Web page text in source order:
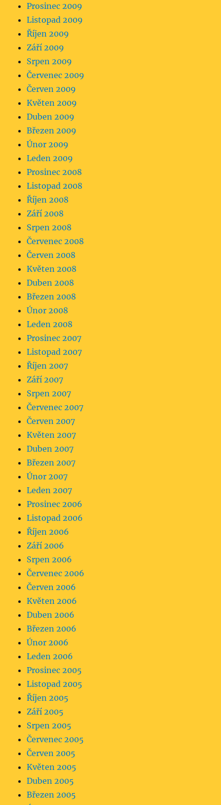
Prosinec 2009
Listopad 2009
Říjen 2009
Září 2009
Srpen 2009
Červenec 2009
Červen 2009
Květen 2009
Duben 2009
Březen 2009
Únor 2009
Leden 2009
Prosinec 2008
Listopad 2008
Říjen 2008
Září 2008
Srpen 2008
Červenec 2008
Červen 2008
Květen 2008
Duben 2008
Březen 2008
Únor 2008
Leden 2008
Prosinec 2007
Listopad 2007
Říjen 2007
Září 2007
Srpen 2007
Červenec 2007
Červen 2007
Květen 2007
Duben 2007
Březen 2007
Únor 2007
Leden 2007
Prosinec 2006
Listopad 2006
Říjen 2006
Září 2006
Srpen 2006
Červenec 2006
Červen 2006
Květen 2006
Duben 2006
Březen 2006
Únor 2006
Leden 2006
Prosinec 2005
Listopad 2005
Říjen 2005
Září 2005
Srpen 2005
Červenec 2005
Červen 2005
Květen 2005
Duben 2005
Březen 2005